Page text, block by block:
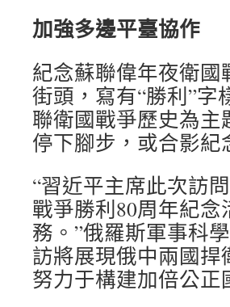
加強多邊平臺協作
紀念蘇聯偉年夜衛
街頭，寫有“勝利”
聯衛國戰爭歷史為
停下腳步，或合影
“習近平主席此次訪
戰爭勝利80周年紀
務。”俄羅斯軍事科
訪將展現俄中兩國
努力于構建加倍公